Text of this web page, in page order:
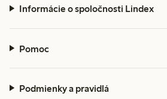
Informácie o spoločnosti Lindex
Pomoc
Podmienky a pravidlá